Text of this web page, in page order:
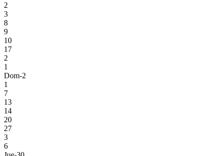
2
3
8
9
10
17
2
1
Dom-2
1
7
13
14
20
27
3
6